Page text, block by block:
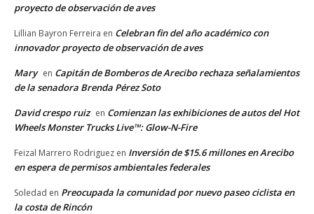
proyecto de observación de aves
Lillian Bayron Ferreira en Celebran fin del año académico con
innovador proyecto de observación de aves
Mary en Capitán de Bomberos de Arecibo rechaza señalamientos
de la senadora Brenda Pérez Soto
David crespo ruiz en Comienzan las exhibiciones de autos del Hot
Wheels Monster Trucks Live™: Glow-N-Fire
Feizal Marrero Rodriguez en Inversión de $15.6 millones en Arecibo
en espera de permisos ambientales federales
Soledad en Preocupada la comunidad por nuevo paseo ciclista en
la costa de Rincón